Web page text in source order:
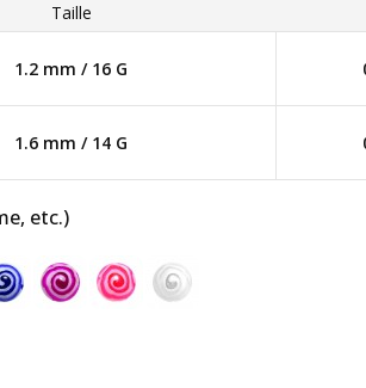
Taille
1.2 mm / 16 G
1.6 mm / 14 G
etc.)